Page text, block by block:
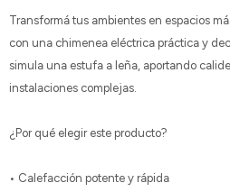
Transformá tus ambientes en espacios
con una chimenea eléctrica práctica y
simula una estufa a leña, aportando
instalaciones complejas.
¿Por qué elegir este producto?
• Calefacción potente y rápida